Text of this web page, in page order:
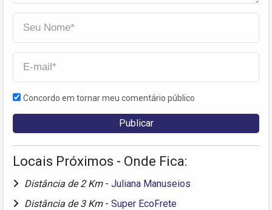
Concordo em tornar meu comentário público
Locais Próximos - Onde Fica:
Distância de 2 Km - Juliana Manuseios
Distância de 3 Km - Super EcoFrete